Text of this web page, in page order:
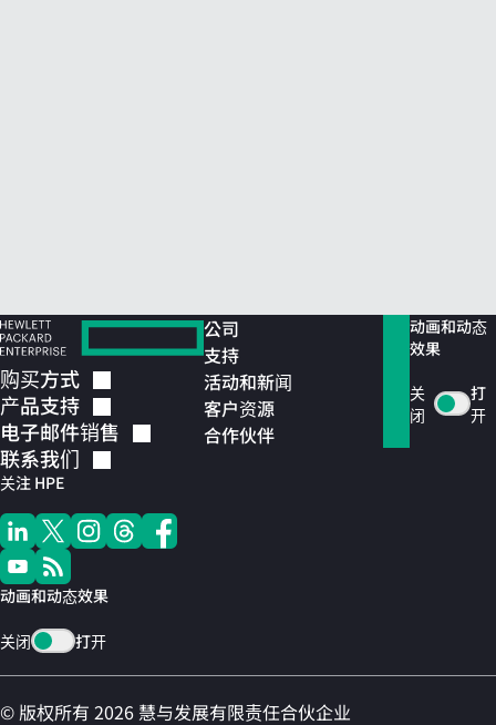
购买方式
产品支持
电子邮件销售
联系我们
关注 HPE
动画和动态效果
关闭 打开
公司
支持
活动和新闻
客户资源
合作伙伴
动画和动态
效果
关
闭
打
开
© 版权所有 2026 慧与发展有限责任合伙企业